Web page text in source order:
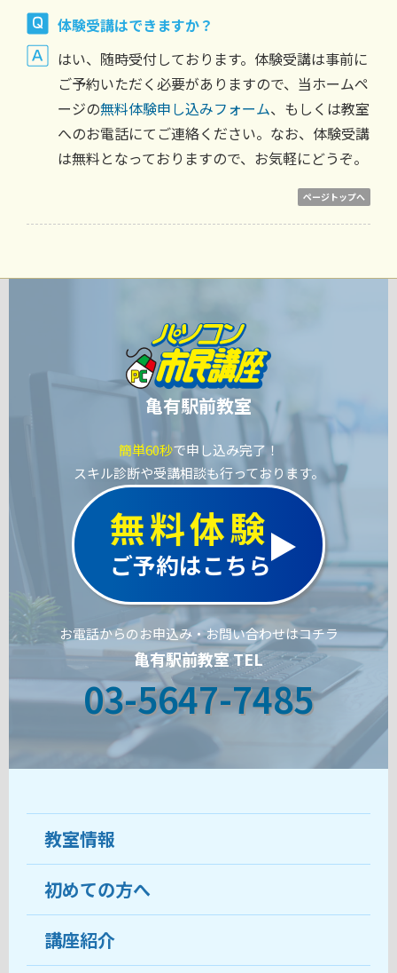
体験受講はできますか？
はい、随時受付しております。体験受講は事前に
ご予約いただく必要がありますので、当ホームペ
ージの無料体験申し込みフォーム、もしくは教室
へのお電話にてご連絡ください。なお、体験受講
は無料となっておりますので、お気軽にどうぞ。
ページトップへ
亀有駅前教室
簡単60秒で申し込み完了！
スキル診断や受講相談も行っております。
無料体験
ご予約はこちら
お電話からのお申込み・お問い合わせはコチラ
亀有駅前教室 TEL
03-5647-7485
教室情報
教室について
受講生の声
初めての方へ
ココがおすすめ
講座紹介